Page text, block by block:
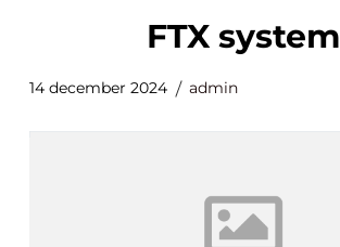
FTX system
14 december 2024 admin